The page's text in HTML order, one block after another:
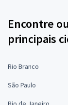
Encontre
principais
Rio Branco
São Paulo